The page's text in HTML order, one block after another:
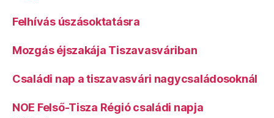
Felhívás úszásoktatásra
Mozgás éjszakája Tiszavasváriban
Családi nap a tiszavasvári nagycsaládosoknál
NOE Felső-Tisza Régió családi napja